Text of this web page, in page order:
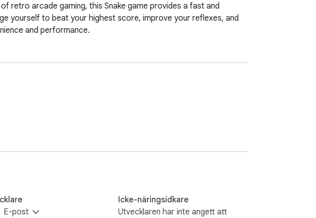
retro arcade gaming, this Snake game provides a fast and
yourself to beat your highest score, improve your reflexes, and
and performance.
E-post
Icke-näringsidkare
Utvecklaren har inte angett att